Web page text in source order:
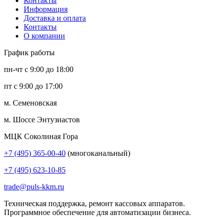
Информация
Доставка и оплата
Контакты
О компании
График работы
пн-чт с 9:00 до 18:00
пт с 9:00 до 17:00
м. Семеновская
м. Шоссе Энтузиастов
МЦК Соколиная Гора
+7 (495) 365-00-40 (многоканальный)
+7 (495) 623-10-85
trade@puls-kkm.ru
Техническая поддержка, ремонт кассовых аппаратов.
Программное обеспечение для автоматизации бизнеса.